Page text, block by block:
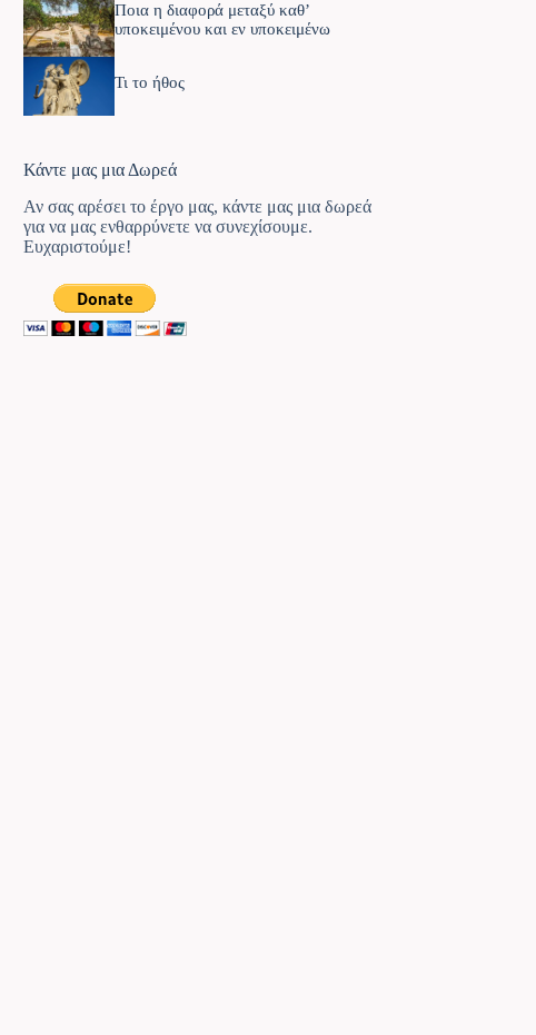
Ποια η διαφορά μεταξύ καθ’
υποκειμένου και εν υποκειμένω
Τι το ήθος
Κάντε μας μια Δωρεά
Αν σας αρέσει το έργο μας, κάντε μας μια δωρεά
για να μας ενθαρρύνετε να συνεχίσουμε.
Ευχαριστούμε!